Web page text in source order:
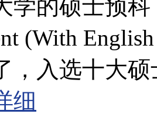
学的硕士预科
(With
，入选十大
细